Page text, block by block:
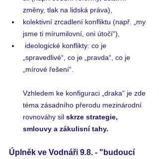
změny, tlak na lidská práva),
kolektivní zrcadlení konfliktu (např. „my
jsme ti mírumilovní, oni útočí“),
ideologické konflikty: co je
„spravedlivé“, co je „pravda“, co je
„mírové řešení“.
Vzhledem ke konfiguraci „draka“ je zde
téma zásadního přerodu mezinárodní
rovnováhy sil skrze strategie,
smlouvy a zákulisní tahy.
Úplněk ve Vodnáři 9.8. - "budoucí